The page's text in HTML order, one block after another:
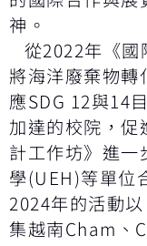
神。
從2022年《國
將海洋廢棄物
應SDG 12與14
加達的校院，
計工作坊》進
學(UEH)等單位
2024年的活動
集越南Cham、